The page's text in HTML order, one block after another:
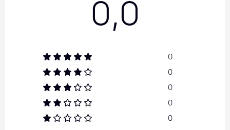
0,0
0
0
0
0
0